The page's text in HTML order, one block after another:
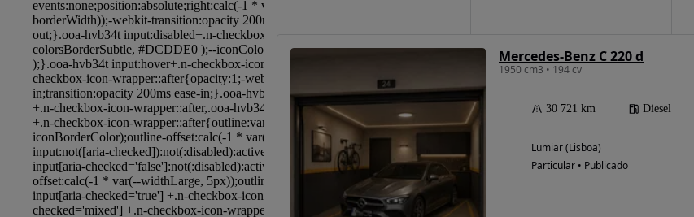
Mercedes-Benz C 220 d
1950 cm3 • 194 cv
30 721 km Diesel
Lumiar (Lisboa)
Particular • Publicado